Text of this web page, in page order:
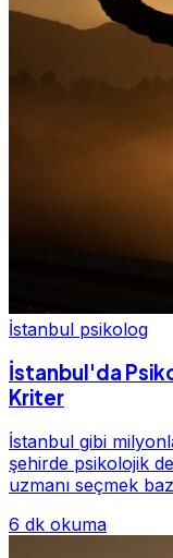
İstanbul psikolog
İstanbul'da
Kriter
İstanbul gibi
şehirde psikolojik
uzmanı seçmek
6 dk okuma